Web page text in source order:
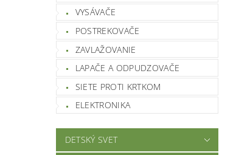
VYSÁVAČE
POSTREKOVAČE
ZAVLAŽOVANIE
LAPAČE A ODPUDZOVAČE
SIETE PROTI KRTKOM
ELEKTRONIKA
DETSKÝ SVET